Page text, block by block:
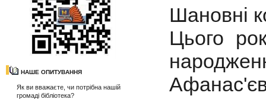
НАШЕ ОПИТУВАННЯ
Як ви вважаєте, чи потрібна нашій
громаді бібліотека?
Шановні
Цього